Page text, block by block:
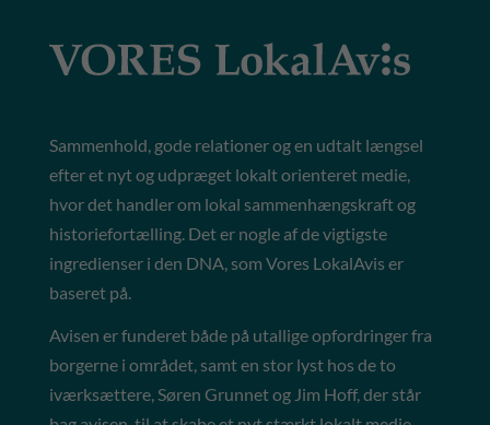
Sammenhold, gode relationer og en udtalt længsel
efter et nyt og udpræget lokalt orienteret medie,
hvor det handler om lokal sammenhængskraft og
historiefortælling. Det er nogle af de vigtigste
ingredienser i den DNA, som Vores LokalAvis er
baseret på.
Avisen er funderet både på utallige opfordringer fra
borgerne i området, samt en stor lyst hos de to
iværksættere, Søren Grunnet og Jim Hoff, der står